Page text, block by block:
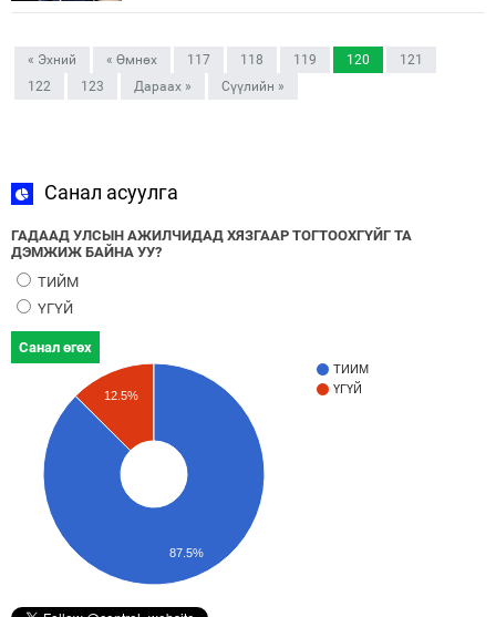
« Эхний « Өмнөх 117 118 119 120
121
122
123 Дараах » Сүүлийн »
Санал асуулга
ГАДААД УЛСЫН АЖИЛЧИДАД ХЯЗГААР ТОГТООХГҮЙГ ТА
ДЭМЖИЖ БАЙНА УУ?
ТИЙМ
ҮГҮЙ
Санал өгөх
ТИЙМ
ҮГҮЙ
12.5%
87.5%